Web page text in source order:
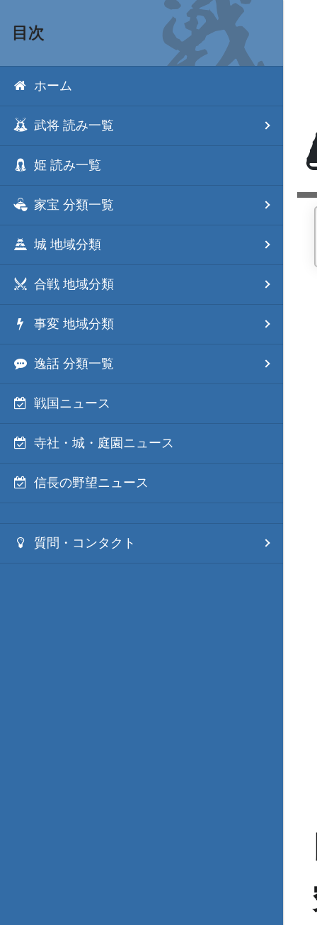
目次
ホーム
武将 読み一覧
姫 読み一覧
家宝 分類一覧
城 地域分類
合戦 地域分類
事変 地域分類
逸話 分類一覧
戦国ニュース
寺社・城・庭園ニュース
信長の野望ニュース
質問・コンタクト